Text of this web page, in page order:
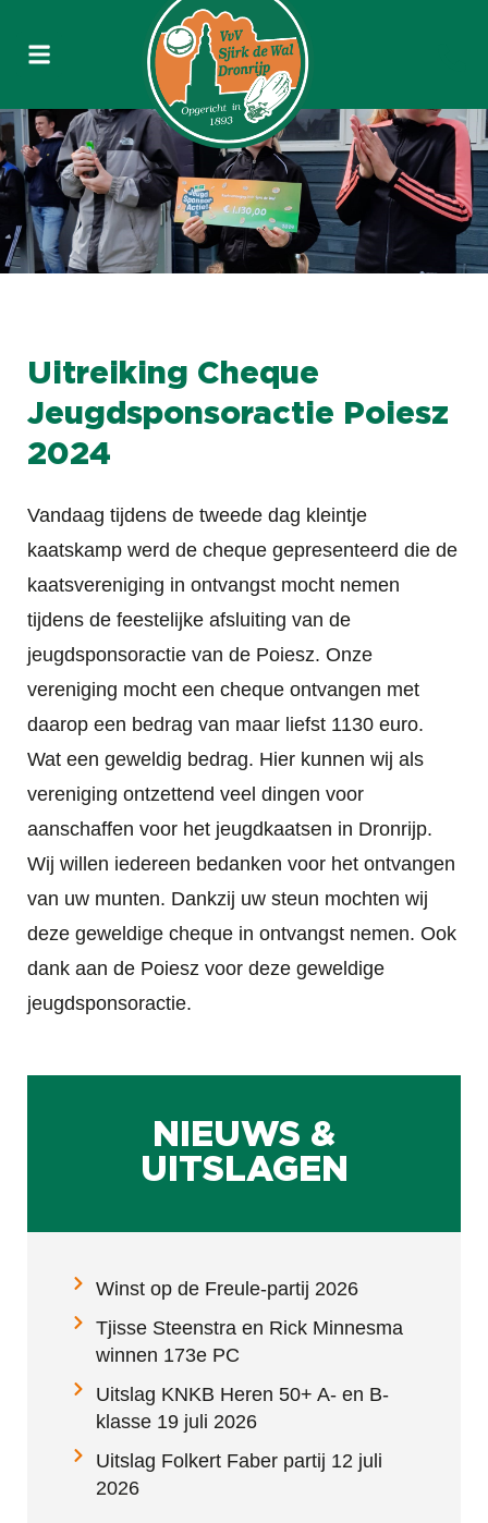
Uitreiking Cheque
Jeugdsponsoractie Poiesz
2024
Vandaag tijdens de tweede dag kleintje
kaatskamp werd de cheque gepresenteerd die de
kaatsvereniging in ontvangst mocht nemen
tijdens de feestelijke afsluiting van de
jeugdsponsoractie van de Poiesz. Onze
vereniging mocht een cheque ontvangen met
daarop een bedrag van maar liefst 1130 euro.
Wat een geweldig bedrag. Hier kunnen wij als
vereniging ontzettend veel dingen voor
aanschaffen voor het jeugdkaatsen in Dronrijp.
Wij willen iedereen bedanken voor het ontvangen
van uw munten. Dankzij uw steun mochten wij
deze geweldige cheque in ontvangst nemen. Ook
dank aan de Poiesz voor deze geweldige
jeugdsponsoractie.
NIEUWS &
UITSLAGEN
Winst op de Freule-partij 2026
Tjisse Steenstra en Rick Minnesma
winnen 173e PC
Uitslag KNKB Heren 50+ A- en B-
klasse 19 juli 2026
Uitslag Folkert Faber partij 12 juli
2026